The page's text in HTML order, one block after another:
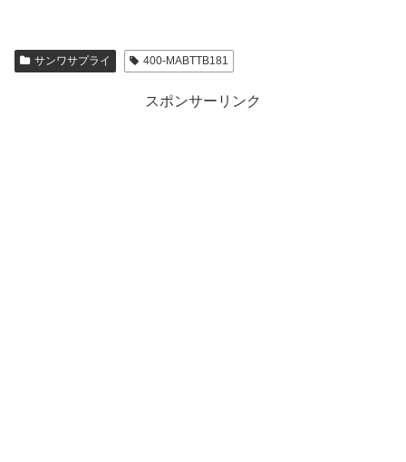
サンワサプライ 400-MABTTB181
スポンサーリンク